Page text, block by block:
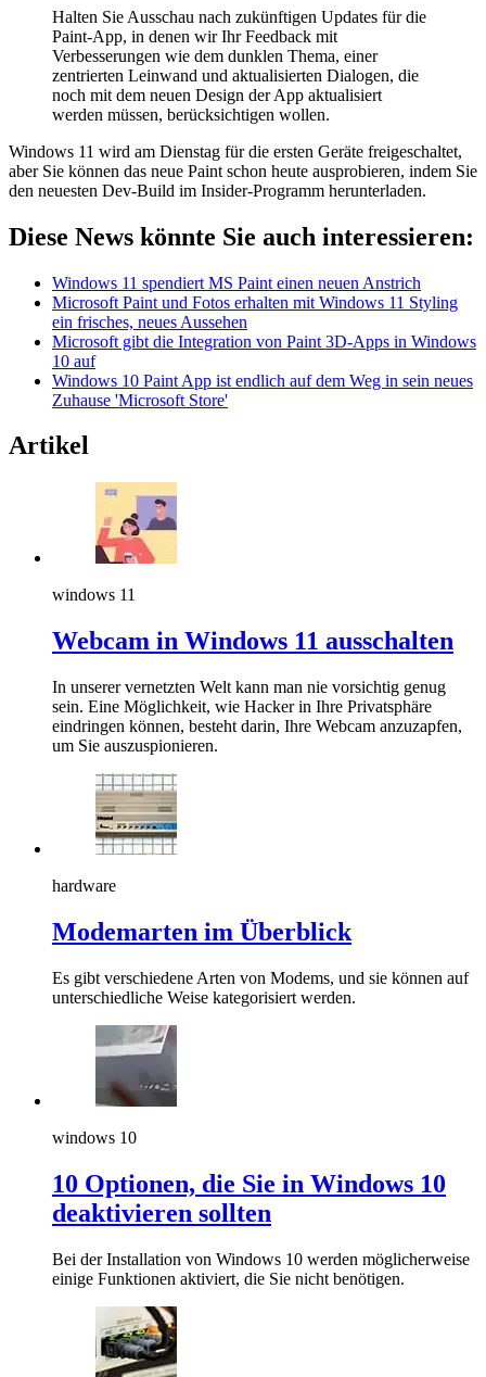
Halten Sie Ausschau nach zukünftigen Updates für die
Paint-App, in denen wir Ihr Feedback mit
Verbesserungen wie dem dunklen Thema, einer
zentrierten Leinwand und aktualisierten Dialogen, die
noch mit dem neuen Design der App aktualisiert
werden müssen, berücksichtigen wollen.
Windows 11 wird am Dienstag für die ersten Geräte freigeschaltet,
aber Sie können das neue Paint schon heute ausprobieren, indem Sie
den neuesten Dev-Build im Insider-Programm herunterladen.
Diese News könnte Sie auch interessieren:
Windows 11 spendiert MS Paint einen neuen Anstrich
Microsoft Paint und Fotos erhalten mit Windows 11 Styling
ein frisches, neues Aussehen
Microsoft gibt die Integration von Paint 3D-Apps in Windows
10 auf
Windows 10 Paint App ist endlich auf dem Weg in sein neues
Zuhause 'Microsoft Store'
Artikel
windows 11
Webcam in Windows 11 ausschalten
In unserer vernetzten Welt kann man nie vorsichtig genug
sein. Eine Möglichkeit, wie Hacker in Ihre Privatsphäre
eindringen können, besteht darin, Ihre Webcam anzuzapfen,
um Sie auszuspionieren.
hardware
Modemarten im Überblick
Es gibt verschiedene Arten von Modems, und sie können auf
unterschiedliche Weise kategorisiert werden.
windows 10
10 Optionen, die Sie in Windows 10
deaktivieren sollten
Bei der Installation von Windows 10 werden möglicherweise
einige Funktionen aktiviert, die Sie nicht benötigen.